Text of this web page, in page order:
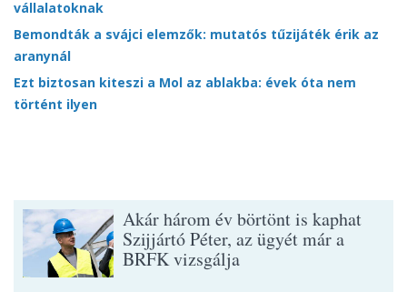
vállalatoknak
Bemondták a svájci elemzők: mutatós tűzijáték érik az
aranynál
Ezt biztosan kiteszi a Mol az ablakba: évek óta nem
történt ilyen
Akár három év börtönt is kaphat
Szijjártó Péter, az ügyét már a
BRFK vizsgálja